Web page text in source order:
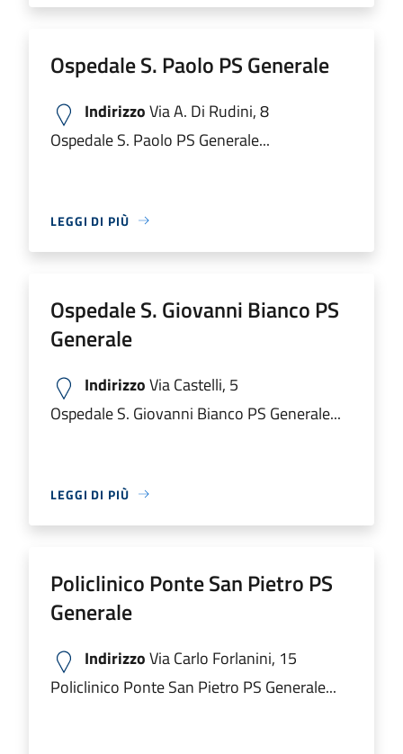
Ospedale S. Paolo PS Generale
IndirizzoVia A. Di Rudini, 8
Ospedale S. Paolo PS Generale...
LEGGI DI PIÙ
Ospedale S. Giovanni Bianco PS
Generale
IndirizzoVia Castelli, 5
Ospedale S. Giovanni Bianco PS Generale...
LEGGI DI PIÙ
Policlinico Ponte San Pietro PS
Generale
IndirizzoVia Carlo Forlanini, 15
Policlinico Ponte San Pietro PS Generale...